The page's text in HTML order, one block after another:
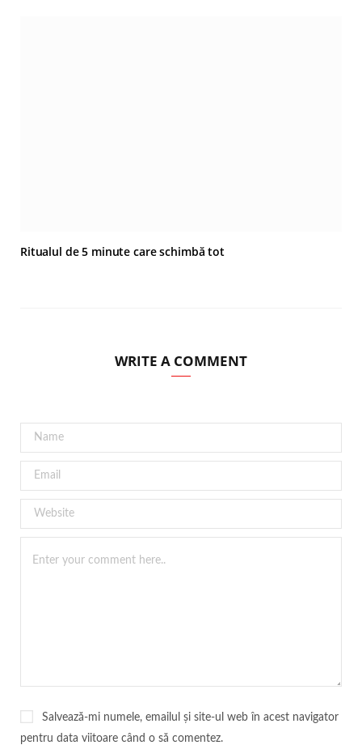
Ritualul de 5 minute care schimbă tot
WRITE A COMMENT
Salvează-mi numele, emailul și site-ul web în acest navigator
pentru data viitoare când o să comentez.